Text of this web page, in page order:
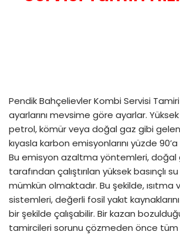
Pendik Bahçelievler Kombi Servisi Tamiri
ayarlarını mevsime göre ayarlar.
petrol, kömür veya doğal gaz gibi
kıyasla karbon emisyonlarını yüzde
Bu emisyon azaltma yöntemleri, doğal
tarafından çalıştırılan yüksek basınçlı
mümkün olmaktadır. Bu şekilde,
sistemleri, değerli fosil yakıt
bir şekilde çalışabilir. Bir kazan
tamircileri sorunu çözmeden önce tüm